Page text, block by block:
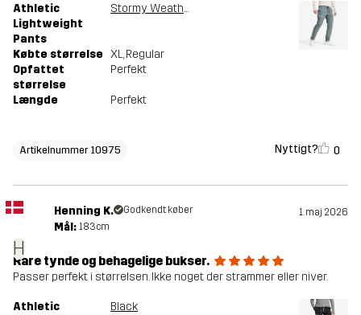
Athletic
Lightweight
Pants
Stormy Weather
Købte størrelse XL, Regular
Opfattet
størrelse
Perfekt
Længde Perfekt
Artikelnummer 10975 Nyttigt? 0
H
Henning K. Godkendt køber 1. maj 2026
Mål: 183cm
Rare tynde og behagelige bukser.
Passer perfekt i størrelsen. Ikke noget der strammer eller niver.
Athletic
Black